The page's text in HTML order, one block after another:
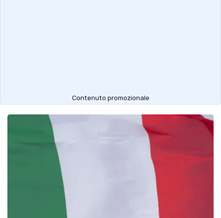
Contenuto promozionale